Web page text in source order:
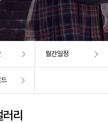
월간일정
리